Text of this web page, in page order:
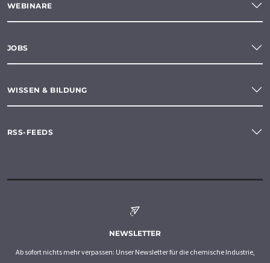
WEBINARE
JOBS
WISSEN & BILDUNG
RSS-FEEDS
NEWSLETTER
Ab sofort nichts mehr verpassen: Unser Newsletter für die chemische Industrie,